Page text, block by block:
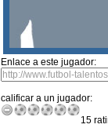
Enlace a este jugador:
calificar a un jugador:
15